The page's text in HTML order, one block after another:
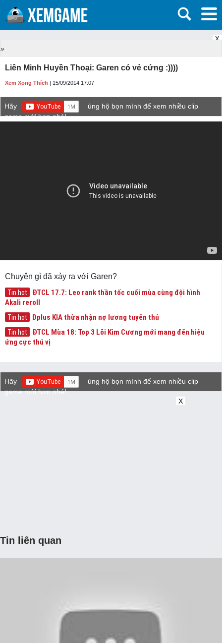
X
»
Liên Minh Huyền Thoại: Garen có vẻ cứng :))))
Xem Xong Thích | 15/09/2014 17:07
Hãy
ủng hộ bọn mình để xem nhiều clip
game mới hơn nhé!
Chuyện gì đã xảy ra với Garen?
Tin hot
ĐTCL 17.7: Leo rank thần tốc cuối mùa cùng đội hình
Akali reroll
Tin hot Dplus KIA thừa nhận nợ lương tuyển thủ
Tin hot
ĐTCL Mùa 18: Top 3 Lõi Kim Cương mới mang đến hiệu
ứng cực thú vị
Hãy
ủng hộ bọn mình để xem nhiều clip
game mới hơn nhé!
X
Tin liên quan